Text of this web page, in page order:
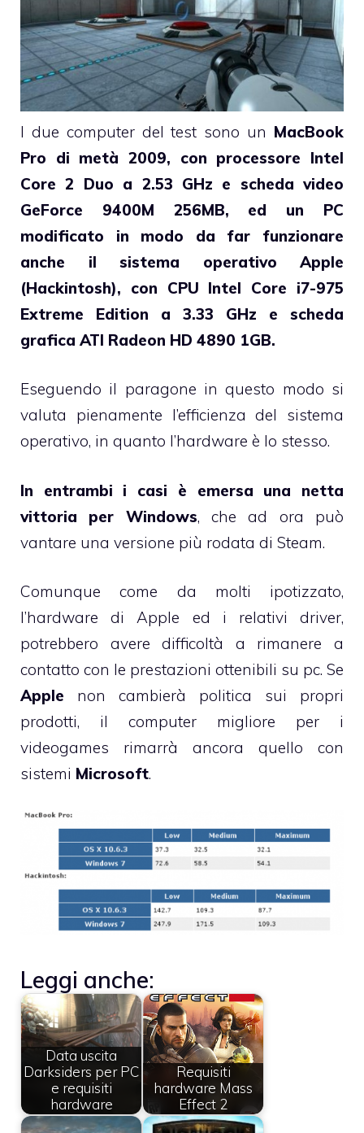
I due computer del test sono un MacBook
Pro di metà 2009, con processore Intel
Core 2 Duo a 2.53 GHz e scheda video
GeForce 9400M 256MB, ed un PC
modificato in modo da far funzionare
anche il sistema operativo Apple
(Hackintosh), con CPU Intel Core i7-975
Extreme Edition a 3.33 GHz e scheda
grafica ATI Radeon HD 4890 1GB.
Eseguendo il paragone in questo modo si
valuta pienamente l’efficienza del sistema
operativo, in quanto l’hardware è lo stesso.
In entrambi i casi è emersa una netta
vittoria per Windows, che ad ora può
vantare una versione più rodata di Steam.
Comunque come da molti ipotizzato,
l’hardware di Apple ed i relativi driver,
potrebbero avere difficoltà a rimanere a
contatto con le prestazioni ottenibili su pc. Se
Apple non cambierà politica sui propri
prodotti, il computer migliore per i
videogames rimarrà ancora quello con
sistemi Microsoft.
Leggi anche:
Data uscita
Darksiders per PC
e requisiti
hardware
Requisiti
hardware Mass
Effect 2